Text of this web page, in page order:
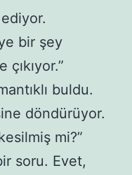
bir şey
çıkıyor.”
buldu.
döndürüyor.
mi?”
soru. Evet,